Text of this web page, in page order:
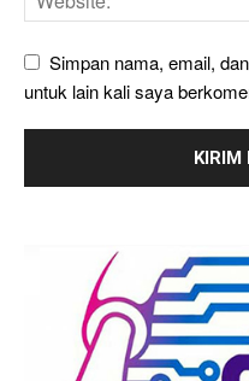
Simpan nama, email,
untuk lain kali saya